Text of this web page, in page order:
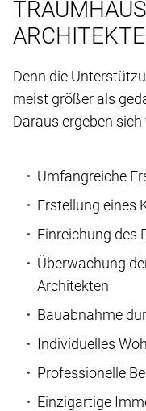
Denn die
meist größer als
Daraus ergeben sich
Umfangreiche
Erstellung eines
Einreichung des
Überwachung
Architekten
Bauabnahme
Individuelles
Professionelle
Einzigartige